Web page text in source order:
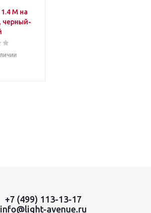
M на
черный-
+7 (499) 113-13-17
info@light-avenue.ru